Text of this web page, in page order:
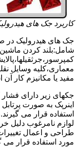
کاربرد جک های
جک های هیدرولیک در
شامل:بلند کردن
معماری،کلیه وسایل
مفید یا مکانیزم کار
اینرپک به صورت
استفاده قرار می
لوازم نامرغوب دلیل
طراحی و اعمال
مورد استفاده قرار می